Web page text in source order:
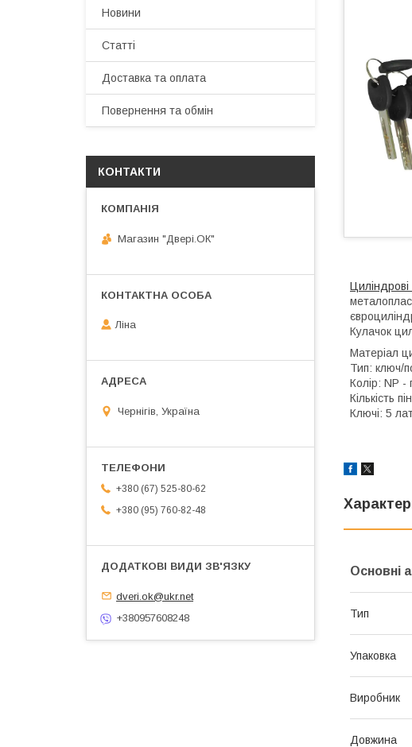
Циліндрові
Кулачок
Матеріал
Тип: ключ/
Колір: NP -
Кількість
Ключі: 5
Основні
Тип
Упаковка
Виробник
Довжина
Новини
Статті
Доставка та оплата
Повернення та обмін
КОНТАКТИ
Магазин "Двері.ОК"
Ліна
Чернігів, Україна
+380 (67) 525-80-62
+380 (95) 760-82-48
dveri.ok@ukr.net
+380957608248